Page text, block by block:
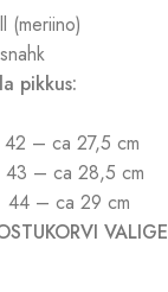
(meriino)
pikkus:
– ca 27,5 cm
– ca 28,5 cm
– ca 29 cm